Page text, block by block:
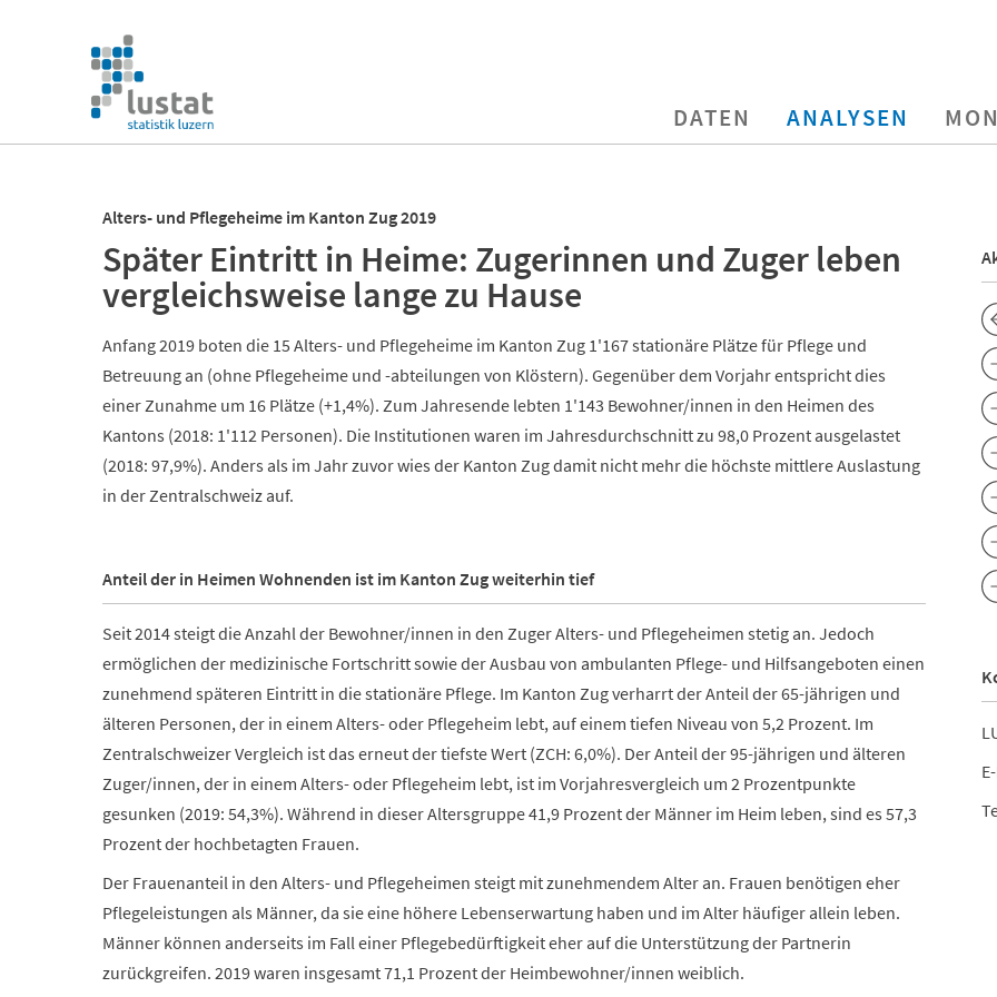
überspringen
Navigation
überspringen
DATEN ANALYSEN
Alters- und Pflegeheime im Kanton Zug 2019
Später Eintritt in Heime: Zugerinnen und Zuger leben
vergleichsweise lange zu Hause
Anfang 2019 boten die 15 Alters- und Pflegeheime im Kanton Zug 1'167 stationäre Plätze für Pflege und
Betreuung an (ohne Pflegeheime und -abteilungen von Klöstern). Gegenüber dem Vorjahr entspricht dies
einer Zunahme um 16 Plätze (+1,4%). Zum Jahresende lebten 1'143 Bewohner/innen in den Heimen des
Kantons (2018: 1'112 Personen). Die Institutionen waren im Jahresdurchschnitt zu 98,0 Prozent ausgelastet
(2018: 97,9%). Anders als im Jahr zuvor wies der Kanton Zug damit nicht mehr die höchste mittlere Auslastung
in der Zentralschweiz auf.
Anteil der in Heimen Wohnenden ist im Kanton Zug weiterhin tief
Seit 2014 steigt die Anzahl der Bewohner/innen in den Zuger Alters- und Pflegeheimen stetig an. Jedoch
ermöglichen der medizinische Fortschritt sowie der Ausbau von ambulanten Pflege- und Hilfsangeboten einen
zunehmend späteren Eintritt in die stationäre Pflege. Im Kanton Zug verharrt der Anteil der 65-jährigen und
älteren Personen, der in einem Alters- oder Pflegeheim lebt, auf einem tiefen Niveau von 5,2 Prozent. Im
Zentralschweizer Vergleich ist das erneut der tiefste Wert (ZCH: 6,0%). Der Anteil der 95-jährigen und älteren
Zuger/innen, der in einem Alters- oder Pflegeheim lebt, ist im Vorjahresvergleich um 2 Prozentpunkte
gesunken (2019: 54,3%). Während in dieser Altersgruppe 41,9 Prozent der Männer im Heim leben, sind es 57,3
Prozent der hochbetagten Frauen.
Der Frauenanteil in den Alters- und Pflegeheimen steigt mit zunehmendem Alter an. Frauen benötigen eher
Pflegeleistungen als Männer, da sie eine höhere Lebenserwartung haben und im Alter häufiger allein leben.
Männer können anderseits im Fall einer Pflegebedürftigkeit eher auf die Unterstützung der Partnerin
zurückgreifen. 2019 waren insgesamt 71,1 Prozent der Heimbewohner/innen weiblich.